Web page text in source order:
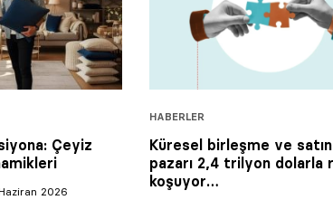
Çeyiz
2026
HABERLER
Küresel birleşme ve
pazarı 2,4 trilyon dolarla
koşuyor…